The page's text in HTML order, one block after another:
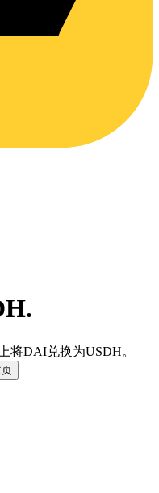
.
将DAI兑换为USDH。